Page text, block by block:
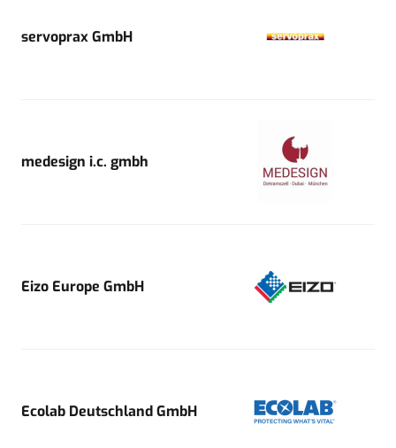
servoprax GmbH
medesign i.c. gmbh
Eizo Europe GmbH
Ecolab Deutschland GmbH